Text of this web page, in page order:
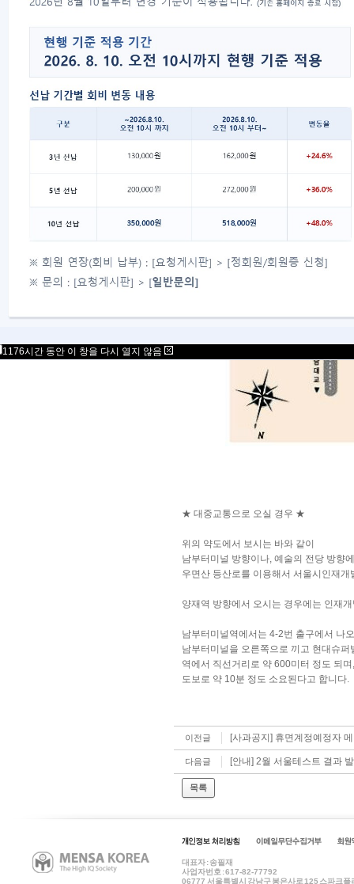
( 배움관은 아래 약도에서 보이시는 "
- 지하철 : 3호선 남부터미널 역, 4-2
★ 대중교통으로 오실 경우 ★
위의 약도에서 보시는 바와 같이
남부터미널 방향이나, 예술의 전당 방향
우면산 등산로를 이용해서 서울시인재
양재역 방향에서 오시는 경우에는 인재
남부터미널역에서는 4-2번 출구에서 나
남부터미널을 오른쪽으로 끼고 현대슈
역에서 직선거리로 약 600미터 정도 되
도보로 약 10분 정도 소요된다고 합니다.
이전글 [사과공지] 휴면계정예정자
다음글 [안내] 2월 서울테스트 결과
목록
대표자 : 송필재
사업자번호 : 617-82-77792
06777 서울특별시 강남구 봉은사로 125 스파
1176시간 동안 이 창을 다시 열지 않음